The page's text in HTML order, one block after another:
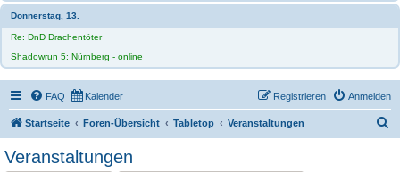
Donnerstag, 13.
Re: DnD Drachentöter
Shadowrun 5: Nürnberg - online
FAQ Kalender Anmelden
Registrieren
Startseite Foren-Übersicht Tabletop Veranstaltungen
Veranstaltungen